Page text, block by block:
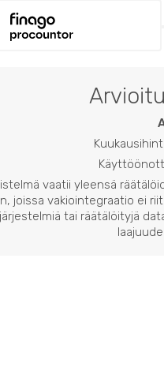
vaatii yleensä
joissa vakiointegraatio ei
tai räätälöityjä